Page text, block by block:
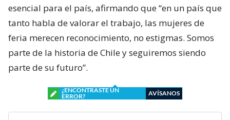
esencial para el país, afirmando que “en un país que
tanto habla de valorar el trabajo, las mujeres de
feria merecen reconocimiento, no estigmas. Somos
parte de la historia de Chile y seguiremos siendo
parte de su futuro”.
¿ENCONTRASTE UN
ERROR?
AVÍSANOS